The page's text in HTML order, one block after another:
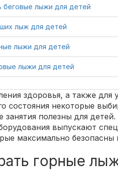
беговые лыжи для детей
лыж для детей
лыжи для детей
лыжи для детей
здоровья, а также для
состояния некоторые
занятия полезны для
выпускают
максимально безопасны
горные